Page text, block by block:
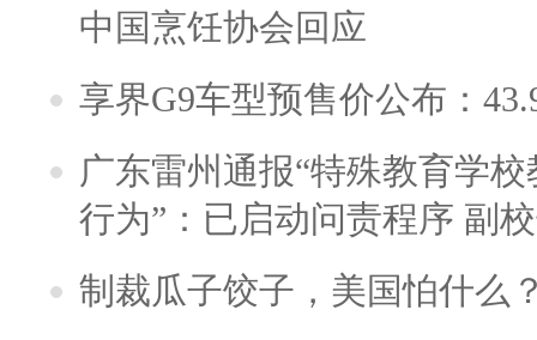
中国烹饪协会回应
享界G9车型预售价公布：
广东雷州通报“特殊教育学
行为”：已启动问责程序 副
制裁瓜子饺子，美国怕什么